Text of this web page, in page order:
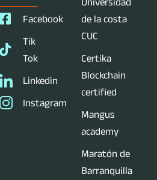
Facebook
Tik
Tok
Linkedin
Instagram
de la costa
CUC
Certika
Blockchain
certified
Mangus
academy
Maratón de
Barranquilla